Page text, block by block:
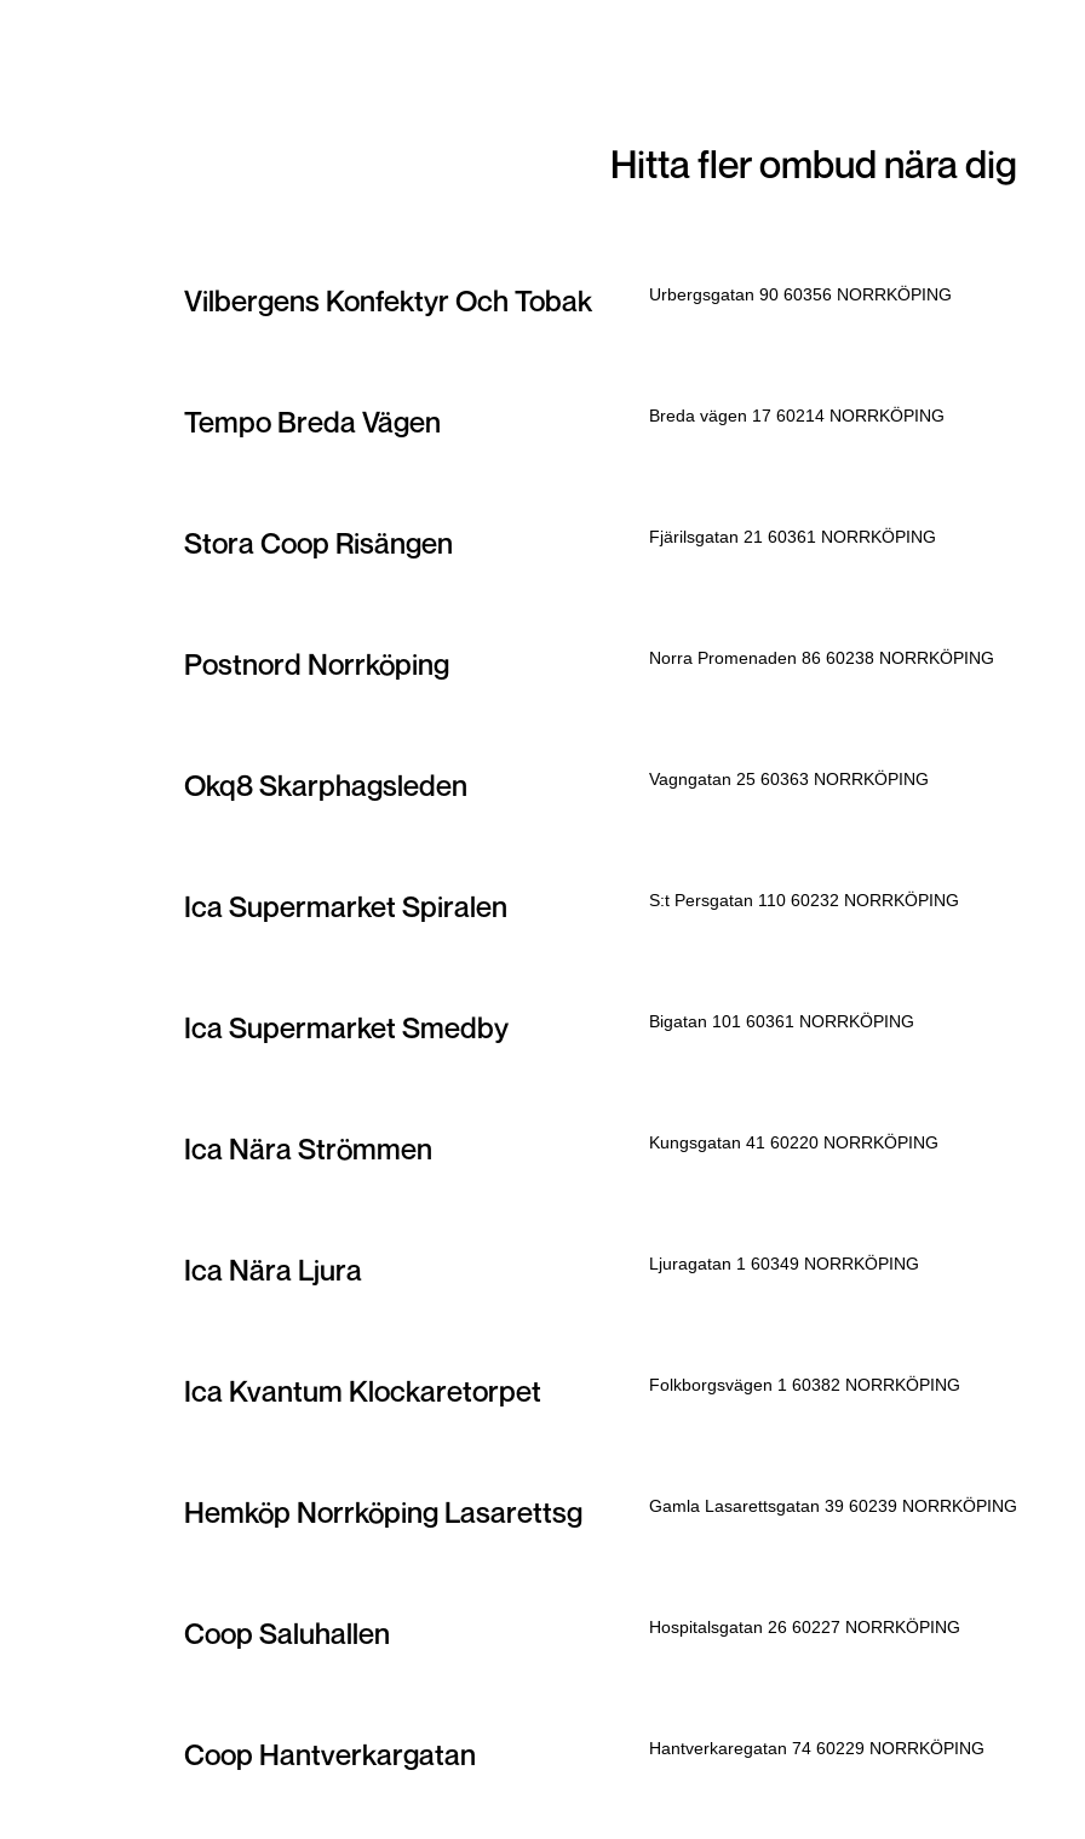
Hitta fler ombud nära dig
Vilbergens Konfektyr Och Tobak Urbergsgatan 90 60356 NORRKÖPING
Tempo Breda Vägen Breda vägen 17 60214 NORRKÖPING
Stora Coop Risängen Fjärilsgatan 21 60361 NORRKÖPING
Postnord Norrköping Norra Promenaden 86 60238 NORRKÖPING
Okq8 Skarphagsleden Vagngatan 25 60363 NORRKÖPING
Ica Supermarket Spiralen S:t Persgatan 110 60232 NORRKÖPING
Ica Supermarket Smedby Bigatan 101 60361 NORRKÖPING
Ica Nära Strömmen Kungsgatan 41 60220 NORRKÖPING
Ica Nära Ljura Ljuragatan 1 60349 NORRKÖPING
Ica Kvantum Klockaretorpet Folkborgsvägen 1 60382 NORRKÖPING
Hemköp Norrköping Lasarettsg Gamla Lasarettsgatan 39 60239 NORRKÖPING
Coop Saluhallen Hospitalsgatan 26 60227 NORRKÖPING
Coop Hantverkargatan Hantverkaregatan 74 60229 NORRKÖPING